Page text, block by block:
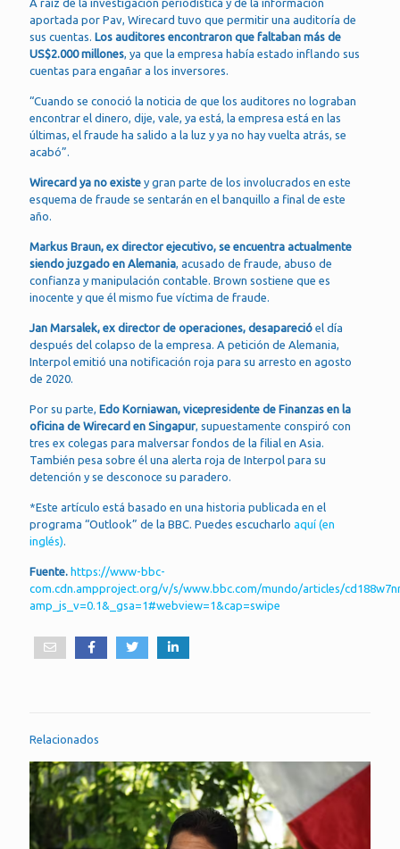
A raíz de la investigación periodística y de la información
aportada por Pav, Wirecard tuvo que permitir una auditoría de
sus cuentas. Los auditores encontraron que faltaban más de
US$2.000 millones, ya que la empresa había estado inflando sus
cuentas para engañar a los inversores.
“Cuando se conoció la noticia de que los auditores no lograban
encontrar el dinero, dije, vale, ya está, la empresa está en las
últimas, el fraude ha salido a la luz y ya no hay vuelta atrás, se
acabó”.
Wirecard ya no existe y gran parte de los involucrados en este
esquema de fraude se sentarán en el banquillo a final de este
año.
Markus Braun, ex director ejecutivo, se encuentra actualmente
siendo juzgado en Alemania, acusado de fraude, abuso de
confianza y manipulación contable. Brown sostiene que es
inocente y que él mismo fue víctima de fraude.
Jan Marsalek, ex director de operaciones, desapareció el día
después del colapso de la empresa. A petición de Alemania,
Interpol emitió una notificación roja para su arresto en agosto
de 2020.
Por su parte, Edo Korniawan, vicepresidente de Finanzas en la
oficina de Wirecard en Singapur, supuestamente conspiró con
tres ex colegas para malversar fondos de la filial en Asia.
También pesa sobre él una alerta roja de Interpol para su
detención y se desconoce su paradero.
*Este artículo está basado en una historia publicada en el
programa “Outlook” de la BBC. Puedes escucharlo aquí (en
inglés).
Fuente. https://www-bbc-
com.cdn.ampproject.org/v/s/www.bbc.com/mundo/articles/
amp_js_v=0.1&_gsa=1#webview=1&cap=swipe
Relacionados